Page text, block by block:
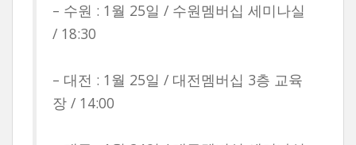
– 수원 : 1월 25일 / 수원멤버십 세미나실
/ 18:30
– 대전 : 1월 25일 / 대전멤버십 3층 교육
장 / 14:00